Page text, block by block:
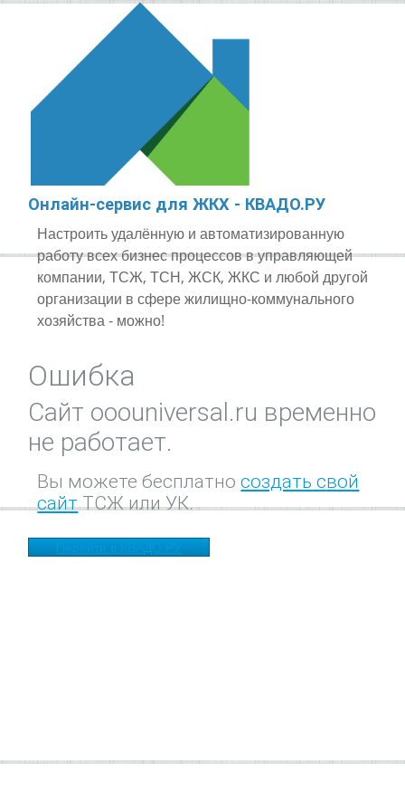
Онлайн-сервис для ЖКХ - КВАДО.РУ
Настроить удалённую и автоматизированную
работу всех бизнес процессов в управляющей
компании, ТСЖ, ТСН, ЖСК, ЖКС и любой другой
организации в сфере жилищно-коммунального
хозяйства - можно!
Ошибка
Сайт ooouniversal.ru временно
не работает.
Вы можете бесплатносоздать свой
сайтТСЖ или УК.
Перейти в КВАДО.РУ